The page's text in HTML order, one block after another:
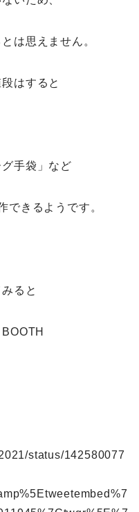
は思えません。
はすると
グ手袋」など
できるようです。
ると
status/142580077